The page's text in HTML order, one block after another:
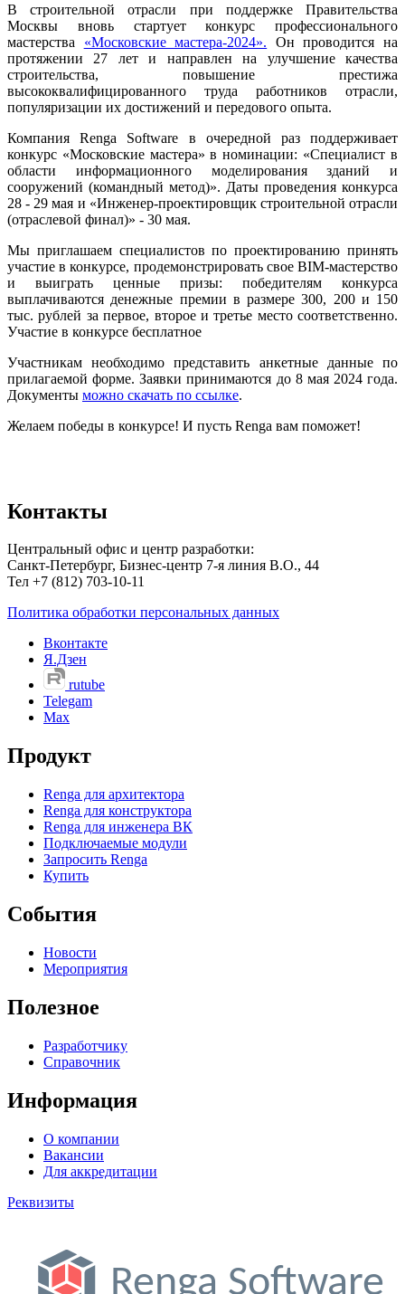
В строительной отрасли при поддержке Правительства
Москвы вновь стартует конкурс профессионального
мастерства «Московские мастера-2024». Он проводится на
протяжении 27 лет и направлен на улучшение качества
строительства, повышение престижа
высококвалифицированного труда работников отрасли,
популяризации их достижений и передового опыта.
Компания Renga Software в очередной раз поддерживает
конкурс «Московские мастера» в номинации: «Специалист в
области информационного моделирования зданий и
сооружений (командный метод)». Даты проведения конкурса
28 - 29 мая и «Инженер-проектировщик строительной отрасли
(отраслевой финал)» - 30 мая.
Мы приглашаем специалистов по проектированию принять
участие в конкурсе, продемонстрировать свое BIM-мастерство
и выиграть ценные призы: победителям конкурса
выплачиваются денежные премии в размере 300, 200 и 150
тыс. рублей за первое, второе и третье место соответственно.
Участие в конкурсе бесплатное
Участникам необходимо представить анкетные данные по
прилагаемой форме. Заявки принимаются до 8 мая 2024 года.
Документы можно скачать по ссылке.
Желаем победы в конкурсе! И пусть Renga вам поможет!
Контакты
Центральный офис и центр разработки:
Санкт-Петербург, Бизнес-центр 7-я линия В.О., 44
Тел +7 (812) 703-10-11
Политика обработки персональных данных
Вконтакте
Я.Дзен
rutube
Telegam
Max
Продукт
Renga для архитектора
Renga для конструктора
Renga для инженера ВК
Подключаемые модули
Запросить Renga
Купить
События
Новости
Мероприятия
Полезное
Разработчику
Справочник
Информация
О компании
Вакансии
Для аккредитации
Реквизиты